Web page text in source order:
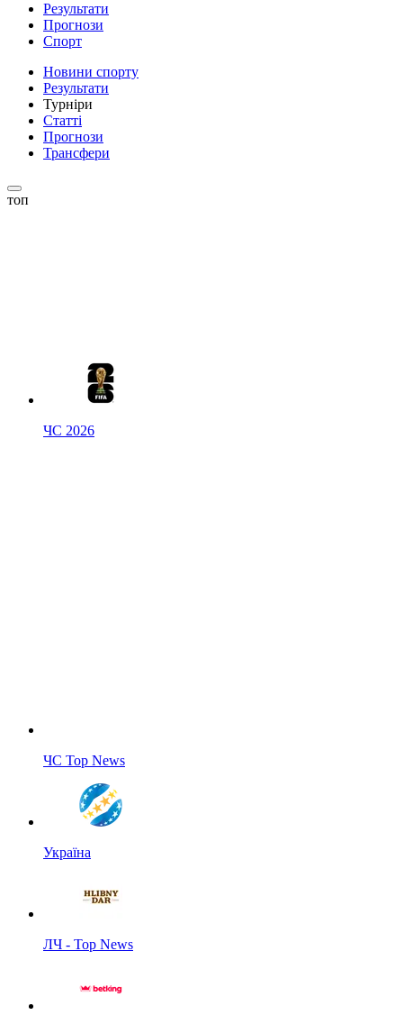
Результати
Прогнози
Спорт
Новини спорту
Результати
Турніри
Статті
Прогнози
Трансфери
топ
ЧС 2026
ЧС Top News
Україна
ЛЧ - Top News